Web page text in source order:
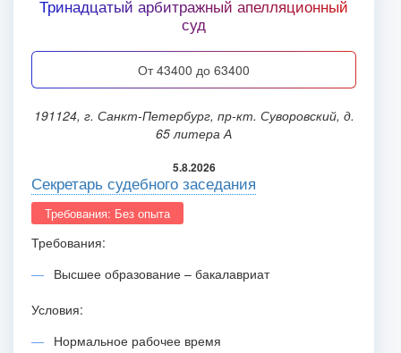
Тринадцатый арбитражный апелляционный
суд
от 43400 до 63400
191124, г. Санкт-Петербург, пр-кт. Суворовский, д.
65 литера А
5.8.2026
Секретарь судебного заседания
Требования: Без опыта
Требования:
Высшее образование – бакалавриат
Условия:
Нормальное рабочее время